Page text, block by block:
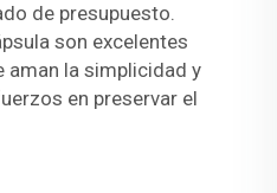
de presupuesto.
son excelentes
aman la simplicidad y
en preservar el